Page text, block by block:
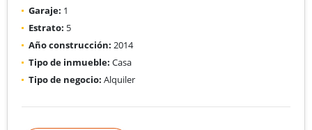
Garaje: 1
Estrato: 5
Año construcción: 2014
Tipo de inmueble: Casa
Tipo de negocio: Alquiler